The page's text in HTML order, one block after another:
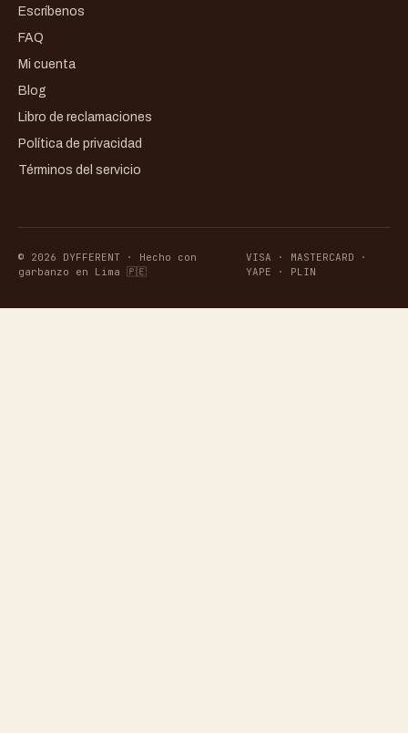
Escríbenos
FAQ
Mi cuenta
Blog
Libro de reclamaciones
Política de privacidad
Términos del servicio
© 2026 DYFFERENT · Hecho con
garbanzo en Lima 🇵🇪
VISA · MASTERCARD ·
YAPE · PLIN